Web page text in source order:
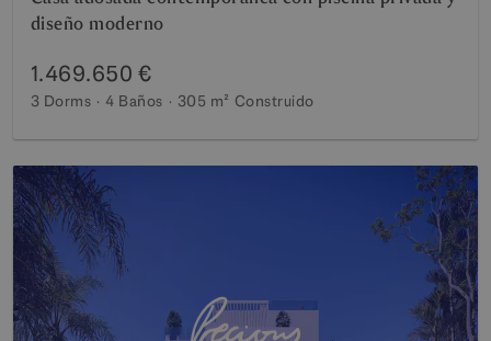
diseño moderno
1.469.650 €
3 Dorms 4 Baños 305 m² Construido